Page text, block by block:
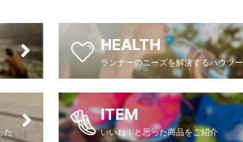
HEALTH
ランナーのニーズを解決するハウツー
た
ITEM
いいね！と思った商品をご紹介